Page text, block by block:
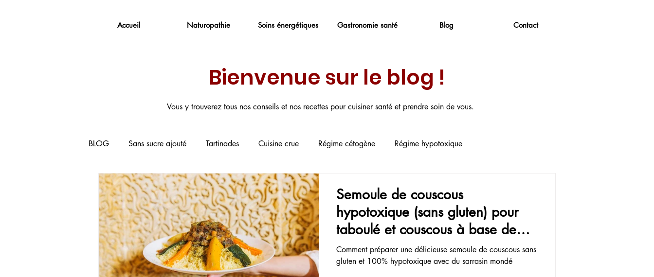
Accueil Naturopathie Soins énergétiques Gastronomie santé Blog Contact
Bienvenue sur le blog !
Vous y trouverez tous nos conseils et nos recettes pour cuisiner santé et prendre soin de vous.
BLOG Sans sucre ajouté Tartinades Cuisine crue Régime cétogène Régime hypotoxique
Recettes sans gluten Recettes sans produits laitiers Recettes végétariennes
Recettes zéro déchet Pains sans pétrissage Témoignages Naturopathie
Semoule de couscous
hypotoxique (sans gluten) pour
taboulé et couscous à base de
sarrasin mondé
Comment préparer une délicieuse semoule de couscous sans
gluten et 100% hypotoxique avec du sarrasin mondé